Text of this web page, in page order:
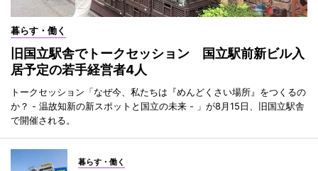
暮らす・働く
旧国立駅舎でトークセッション 国立駅前新ビル入
居予定の若手経営者4人
トークセッション「なぜ今、私たちは『めんどくさい場所』をつくるの
か？ - 温故知新の新スポットと国立の未来 - 」が8月15日、旧国立駅舎
で開催される。
暮らす・働く